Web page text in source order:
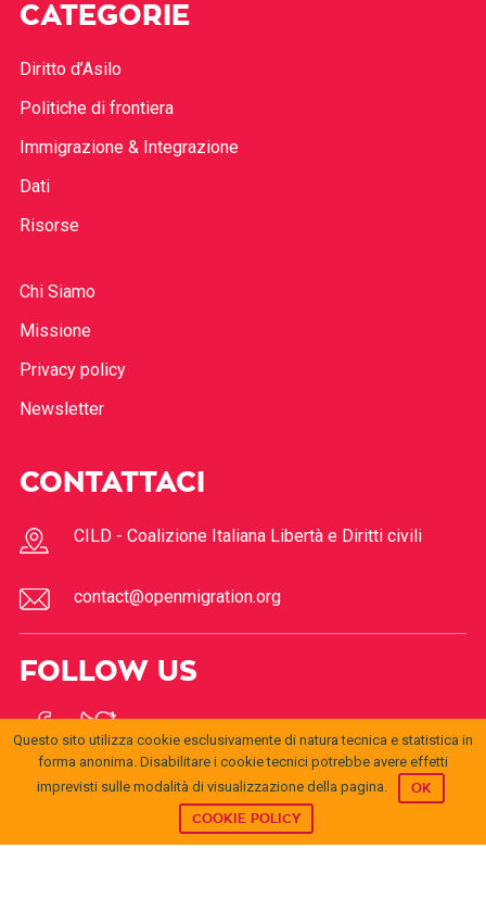
CATEGORIE
Diritto d’Asilo
Politiche di frontiera
Immigrazione & Integrazione
Dati
Risorse
Chi Siamo
Missione
Privacy policy
Newsletter
CONTATTACI
CILD - Coalizione Italiana Libertà e Diritti civili
contact@openmigration.org
FOLLOW US
openmigration.orgbyCILDis licensed under aCreative
© 2017Open
Questo sito utilizza cookie esclusivamente di natura tecnica e statistica in
forma anonima. Disabilitare i cookie tecnici potrebbe avere effetti
imprevisti sulle modalità di visualizzazione della pagina.
OK
COOKIE POLICY